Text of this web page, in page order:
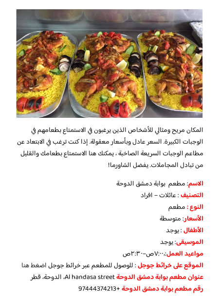
المكان مريح ومثالي للأشخاص الذين يرغبون في الاستمتاع بطعامهم في
الوجبات الكبيرة. السعر عادل وبأسعار معقولة. إذا كنت ترغب في الابتعاد عن
مطاعم الوجبات السريعة الصاخبة ، يمكنك هنا الاستمتاع بطعامك والقليل
من تبادل المجاملات. يفضل الشاورما!
الاسم: مطعم بوابة دمشق الدوحة
التصنيف: عائلات – افراد
النوع :مطعم
الأسعار:متوسطة
الأطفال:يوجد
الموسيقى:يوجد
مواعيد العمل:،٧:٠٠ص–٢:٣٠ص
الموقع على خرائط جوجل: للوصول للمطعم عبر خرائط جوجلاضغط هنا
عنوان مطعم بوابة دمشق الدوحةAl handasa street، الدوحة، قطر
رقم مطعم بوابة دمشق الدوحة+97444374213